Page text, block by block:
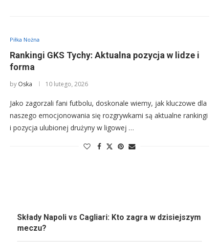
Piłka Nożna
Rankingi GKS Tychy: Aktualna pozycja w lidze i
forma
by Oska 10 lutego, 2026
Jako zagorzali fani futbolu, doskonale wiemy, jak kluczowe dla
naszego emocjonowania się rozgrywkami są aktualne rankingi
i pozycja ulubionej drużyny w ligowej …
Składy Napoli vs Cagliari: Kto zagra w dzisiejszym
meczu?